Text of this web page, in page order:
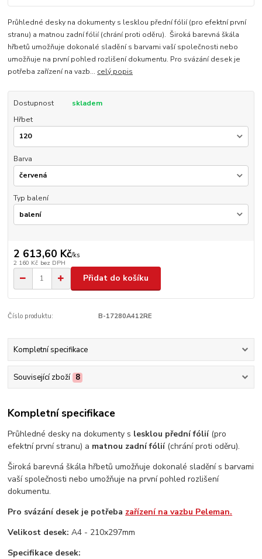
Průhledné desky na dokumenty s lesklou přední fólií (pro efektní první
stranu) a matnou zadní fólií (chrání proti oděru). Široká barevná škála
hřbetů umožňuje dokonalé sladění s barvami vaší společnosti nebo
umožňuje na první pohled rozlišení dokumentu. Pro svázání desek je
potřeba zařízení na vazb... celý popis
Dostupnost
skladem
Hřbet
Barva
Typ balení
2 613,60 Kč/ks
2 160 Kč bez DPH
Přidat do košíku
Číslo produktu: B-17280A412RE
Kompletní specifikace
Související zboží 8
Kompletní specifikace
Průhledné desky na dokumenty s lesklou přední fólií (pro
efektní první stranu) a matnou zadní fólií(chrání proti oděru).
Široká barevná škála hřbetů umožňuje dokonalé sladění s barvami
vaší společnosti nebo umožňuje na první pohled rozlišení
dokumentu.
Pro svázání desek je potřeba zařízení na vazbu Peleman.
Velikost desek: A4 - 210x297mm
Specifikace desek: